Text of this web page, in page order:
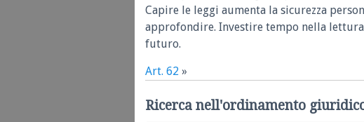
Capire le leggi aumenta la sicurezza
approfondire. Investire tempo nella
futuro.
Art. 62 »
Ricerca nell'ordinamento